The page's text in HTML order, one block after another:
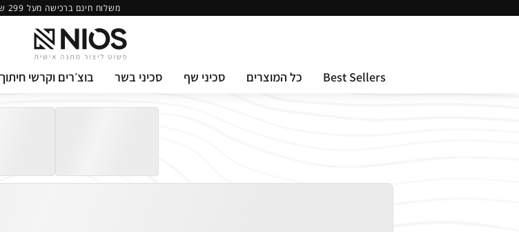
משלוח חינם ברכישה מעל 299 ש״ח
Best Sellers כל המוצרים סכיני שף סכיני בשר בוצ׳רים וקרשי חיתוך
X